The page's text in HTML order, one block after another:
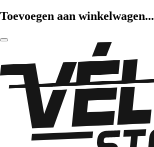
Toevoegen aan winkelwagen...